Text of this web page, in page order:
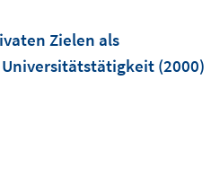
Zielen als
(2000)